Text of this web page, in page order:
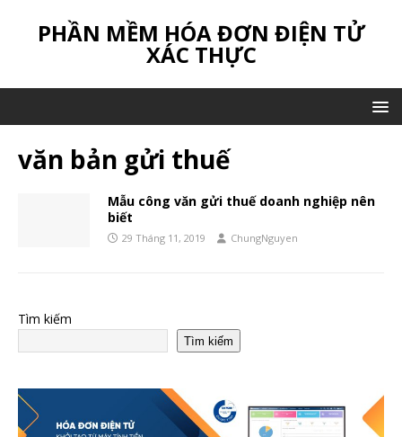
PHẦN MỀM HÓA ĐƠN ĐIỆN TỬ
XÁC THỰC
văn bản gửi thuế
Mẫu công văn gửi thuế doanh nghiệp nên
biết
29 Tháng 11, 2019 ChungNguyen
Tìm kiếm
Tìm kiếm